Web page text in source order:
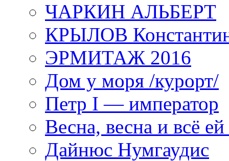
ЧАРКИН АЛЬБЕРТ
КРЫЛОВ
ЭРМИТАЖ 2016
Дом у моря /курорт/
Петр I — император
Весна, весна и всё
Дайнюс Нумгаудис